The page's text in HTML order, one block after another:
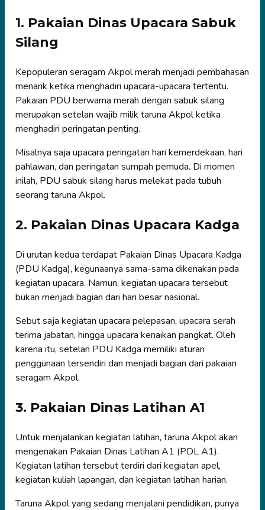
1. Pakaian Dinas Upacara Sabuk
Silang
Kepopuleran seragam Akpol merah menjadi pembahasan
menarik ketika menghadiri upacara-upacara tertentu.
Pakaian PDU berwarna merah dengan sabuk silang
merupakan setelan wajib milik taruna Akpol ketika
menghadiri peringatan penting.
Misalnya saja upacara peringatan hari kemerdekaan, hari
pahlawan, dan peringatan sumpah pemuda. Di momen
inilah, PDU sabuk silang harus melekat pada tubuh
seorang taruna Akpol.
2. Pakaian Dinas Upacara Kadga
Di urutan kedua terdapat Pakaian Dinas Upacara Kadga
(PDU Kadga), kegunaanya sama-sama dikenakan pada
kegiatan upacara. Namun, kegiatan upacara tersebut
bukan menjadi bagian dari hari besar nasional.
Sebut saja kegiatan upacara pelepasan, upacara serah
terima jabatan, hingga upacara kenaikan pangkat. Oleh
karena itu, setelan PDU Kadga memiliki aturan
penggunaan tersendiri dan menjadi bagian dari pakaian
seragam Akpol.
3. Pakaian Dinas Latihan A1
Untuk menjalankan kegiatan latihan, taruna Akpol akan
mengenakan Pakaian Dinas Latihan A1 (PDL A1).
Kegiatan latihan tersebut terdiri dari kegiatan apel,
kegiatan kuliah lapangan, dan kegiatan latihan harian.
Taruna Akpol yang sedang menjalani pendidikan, punya